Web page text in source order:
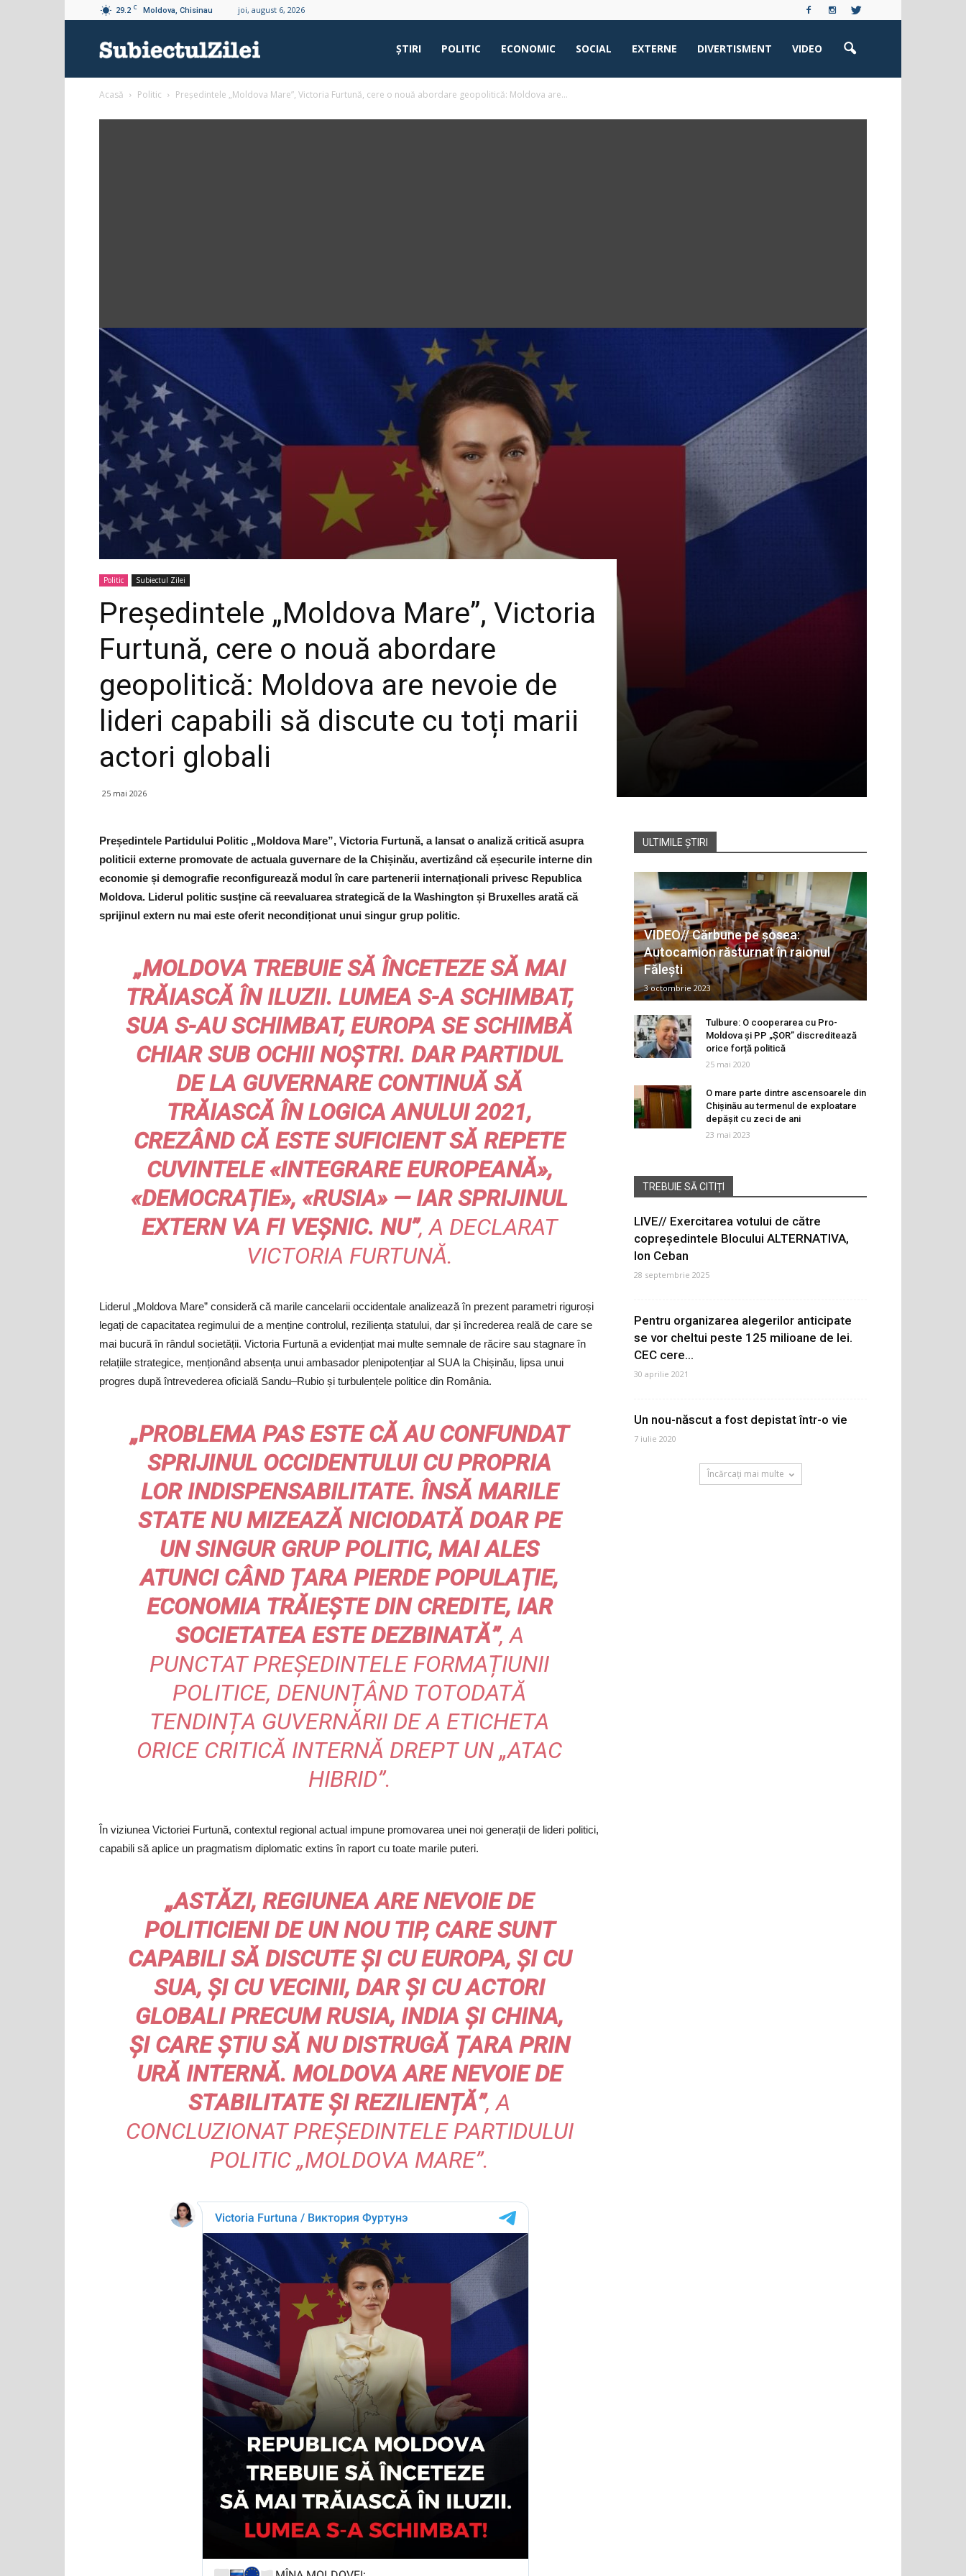
29.2 C Moldova, Chisinau joi, august 6, 2026
ŞTIRI POLITIC ECONOMIC SOCIAL EXTERNE DIVERTISMENT VIDEO
Acasă Politic Președintele „Moldova Mare”, Victoria Furtună, cere o nouă abordare geopolitică: Moldova are...
Politic Subiectul Zilei
Președintele „Moldova Mare”, Victoria
Furtună, cere o nouă abordare
geopolitică: Moldova are nevoie de
lideri capabili să discute cu toți marii
actori globali
25 mai 2026
Președintele Partidului Politic „Moldova Mare”, Victoria Furtună, a lansat o analiză critică asupra
politicii externe promovate de actuala guvernare de la Chișinău, avertizând că eșecurile interne din
economie și demografie reconfigurează modul în care partenerii internaționali privesc Republica
Moldova. Liderul politic susține că reevaluarea strategică de la Washington și Bruxelles arată că
sprijinul extern nu mai este oferit necondiționat unui singur grup politic.
„MOLDOVA TREBUIE SĂ ÎNCETEZE SĂ MAI
TRĂIASCĂ ÎN ILUZII. LUMEA S-A SCHIMBAT,
SUA S-AU SCHIMBAT, EUROPA SE SCHIMBĂ
CHIAR SUB OCHII NOȘTRI. DAR PARTIDUL
DE LA GUVERNARE CONTINUĂ SĂ
TRĂIASCĂ ÎN LOGICA ANULUI 2021,
CREZÂND CĂ ESTE SUFICIENT SĂ REPETE
CUVINTELE «INTEGRARE EUROPEANĂ»,
«DEMOCRAȚIE», «RUSIA» — IAR SPRIJINUL
EXTERN VA FI VEȘNIC. NU”, A DECLARAT
VICTORIA FURTUNĂ.
Liderul „Moldova Mare” consideră că marile cancelarii occidentale analizează în prezent parametri riguroși
legați de capacitatea regimului de a menține controlul, reziliența statului, dar și încrederea reală de care se
mai bucură în rândul societății. Victoria Furtună a evidențiat mai multe semnale de răcire sau stagnare în
relațiile strategice, menționând absența unui ambasador plenipotențiar al SUA la Chișinău, lipsa unui
progres după întrevederea oficială Sandu–Rubio și turbulențele politice din România.
„PROBLEMA PAS ESTE CĂ AU CONFUNDAT
SPRIJINUL OCCIDENTULUI CU PROPRIA
LOR INDISPENSABILITATE. ÎNSĂ MARILE
STATE NU MIZEAZĂ NICIODATĂ DOAR PE
UN SINGUR GRUP POLITIC, MAI ALES
ATUNCI CÂND ȚARA PIERDE POPULAȚIE,
ECONOMIA TRĂIEȘTE DIN CREDITE, IAR
SOCIETATEA ESTE DEZBINATĂ”, A
PUNCTAT PREȘEDINTELE FORMAȚIUNII
POLITICE, DENUNȚÂND TOTODATĂ
TENDINȚA GUVERNĂRII DE A ETICHETA
ORICE CRITICĂ INTERNĂ DREPT UN „ATAC
HIBRID”.
În viziunea Victoriei Furtună, contextul regional actual impune promovarea unei noi generații de lideri politici,
capabili să aplice un pragmatism diplomatic extins în raport cu toate marile puteri.
„ASTĂZI, REGIUNEA ARE NEVOIE DE
POLITICIENI DE UN NOU TIP, CARE SUNT
CAPABILI SĂ DISCUTE ȘI CU EUROPA, ȘI CU
SUA, ȘI CU VECINII, DAR ȘI CU ACTORI
GLOBALI PRECUM RUSIA, INDIA ȘI CHINA,
ȘI CARE ȘTIU SĂ NU DISTRUGĂ ȚARA PRIN
URĂ INTERNĂ. MOLDOVA ARE NEVOIE DE
STABILITATE ȘI REZILIENȚĂ”, A
CONCLUZIONAT PREȘEDINTELE PARTIDULUI
POLITIC „MOLDOVA MARE”.
ULTIMILE ȘTIRI
VIDEO// Cărbune pe șosea:
Autocamion răsturnat în raionul
Fălești
3 octombrie 2023
Tulbure: O cooperarea cu Pro-
Moldova și PP „ȘOR” discreditează
orice forță politică
25 mai 2020
O mare parte dintre ascensoarele din
Chișinău au termenul de exploatare
depășit cu zeci de ani
23 mai 2023
TREBUIE SĂ CITIȚI
LIVE// Exercitarea votului de către
copreședintele Blocului ALTERNATIVA,
Ion Ceban
28 septembrie 2025
Pentru organizarea alegerilor anticipate
se vor cheltui peste 125 milioane de lei.
CEC cere...
30 aprilie 2021
Un nou-născut a fost depistat într-o vie
7 iulie 2020
Încărcați mai multe